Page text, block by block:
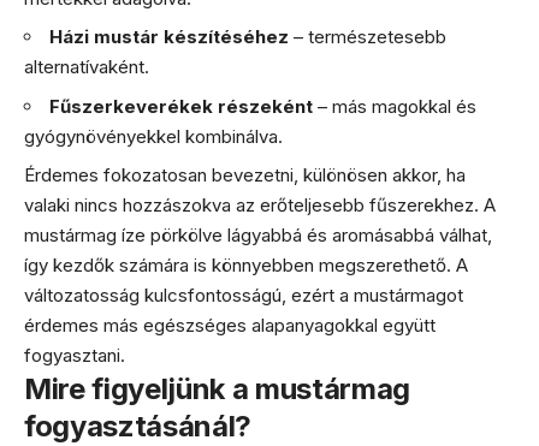
Házi mustár készítéséhez – természetesebb
alternatívaként.
Fűszerkeverékek részeként – más magokkal és
gyógynövényekkel kombinálva.
Érdemes fokozatosan bevezetni, különösen akkor, ha
valaki nincs hozzászokva az erőteljesebb fűszerekhez. A
mustármag íze pörkölve lágyabbá és aromásabbá válhat,
így kezdők számára is könnyebben megszerethető. A
változatosság kulcsfontosságú, ezért a mustármagot
érdemes más egészséges alapanyagokkal együtt
fogyasztani.
Mire figyeljünk a mustármag
fogyasztásánál?